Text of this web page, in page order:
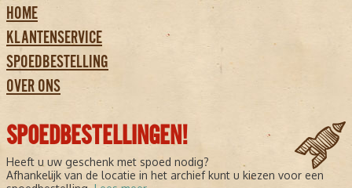
HOME
KLANTENSERVICE
SPOEDBESTELLING
OVER ONS
SPOEDBESTELLINGEN!
Heeft u uw geschenk met spoed nodig?
Afhankelijk van de locatie in het archief kunt u kiezen voor een